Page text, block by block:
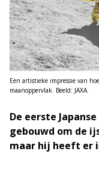
Een artistieke impressie van
maanoppervlak. Beeld: JAXA.
De eerste
gebouwd om de
maar hij heeft er